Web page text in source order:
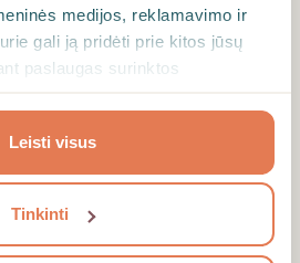
medijos, reklamavimo ir
gali ją pridėti prie kitos jūsų
paslaugas surinktos
Leisti visus
Tinkinti